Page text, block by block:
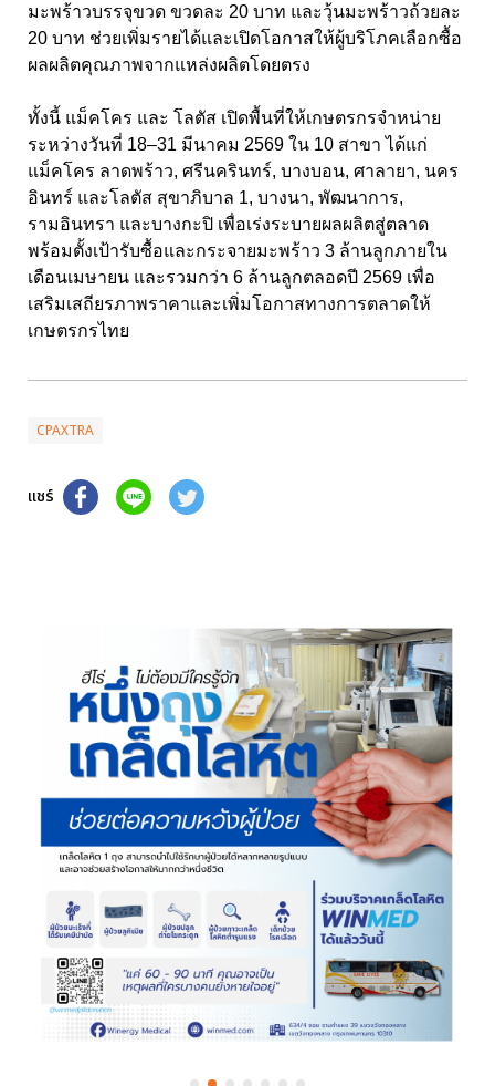
มะพร้าวบรรจุขวด ขวดละ 20 บาท และวุ้นมะพร้าวถ้วยละ
20 บาท ช่วยเพิ่มรายได้และเปิดโอกาสให้ผู้บริโภคเลือกซื้อ
ผลผลิตคุณภาพจากแหล่งผลิตโดยตรง
ทั้งนี้ แม็คโคร และ โลตัส เปิดพื้นที่ให้เกษตรกรจำหน่าย
ระหว่างวันที่ 18–31 มีนาคม 2569 ใน 10 สาขา ได้แก่
แม็คโคร ลาดพร้าว, ศรีนครินทร์, บางบอน, ศาลายา, นคร
อินทร์ และโลตัส สุขาภิบาล 1, บางนา, พัฒนาการ,
รามอินทรา และบางกะปิ เพื่อเร่งระบายผลผลิตสู่ตลาด
พร้อมตั้งเป้ารับซื้อและกระจายมะพร้าว 3 ล้านลูกภายใน
เดือนเมษายน และรวมกว่า 6 ล้านลูกตลอดปี 2569 เพื่อ
เสริมเสถียรภาพราคาและเพิ่มโอกาสทางการตลาดให้
เกษตรกรไทย
CPAXTRA
แชร์